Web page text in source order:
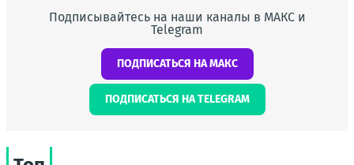
Подписывайтесь на наши каналы в МАКС и
Telegram
ПОДПИСАТЬСЯ НА МАКС
ПОДПИСАТЬСЯ НА TELEGRAM